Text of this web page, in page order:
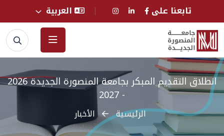
تابعنا على العربية
انطلاق التقديم المبكر بجامعة المنصورة الجديدة 2026
- 2027
الرئيسية الأخبار